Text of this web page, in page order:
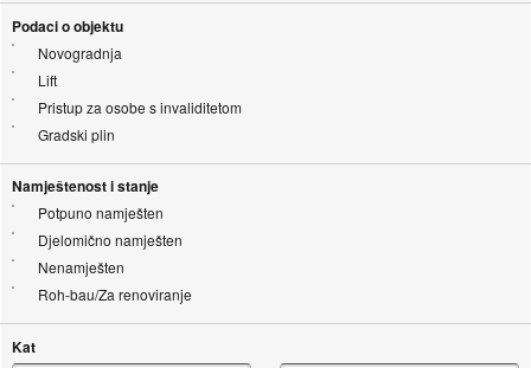
Podaci o objektu
Novogradnja
Lift
Pristup za osobe s invaliditetom
Gradski plin
Namještenost i stanje
Potpuno namješten
Djelomično namješten
Nenamješten
Roh-bau/Za renoviranje
Kat